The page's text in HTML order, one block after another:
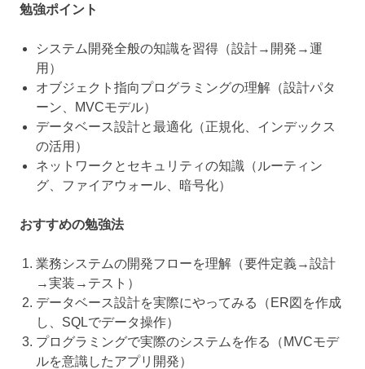
勉強ポイント
システム開発全般の知識を習得（設計→開発→運
用）
オブジェクト指向プログラミングの理解（設計パタ
ーン、MVCモデル）
データベース設計と最適化（正規化、インデックス
の活用）
ネットワークとセキュリティの知識（ルーティン
グ、ファイアウォール、暗号化）
おすすめの勉強法
業務システムの開発フローを理解（要件定義→設計
→実装→テスト）
データベース設計を実際にやってみる（ER図を作成
し、SQLでデータ操作）
プログラミングで実際のシステムを作る（MVCモデ
ルを意識したアプリ開発）